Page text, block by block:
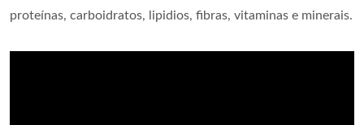
proteínas, carboidratos, lipidios, fibras, vitaminas e minerais.